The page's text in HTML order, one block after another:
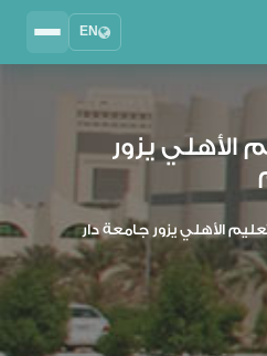
EN
2025 - 2026
الأهلي يزور
الأهلي يزور جامعة دار